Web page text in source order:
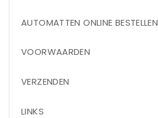
AUTOMATTEN ONLINE BESTELLEN
VOORWAARDEN
VERZENDEN
LINKS